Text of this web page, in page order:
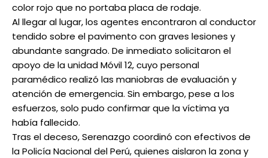
color rojo que no portaba placa de rodaje.
Al llegar al lugar, los agentes encontraron al conductor
tendido sobre el pavimento con graves lesiones y
abundante sangrado. De inmediato solicitaron el
apoyo de la unidad Móvil 12, cuyo personal
paramédico realizó las maniobras de evaluación y
atención de emergencia. Sin embargo, pese a los
esfuerzos, solo pudo confirmar que la víctima ya
había fallecido.
Tras el deceso, Serenazgo coordinó con efectivos de
la Policía Nacional del Perú, quienes aislaron la zona y